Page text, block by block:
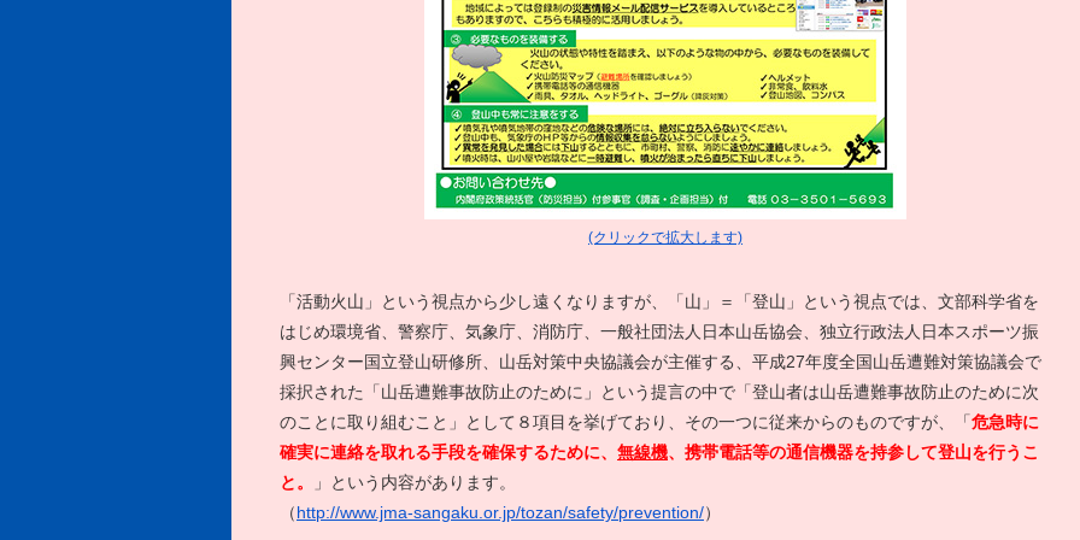
(クリックで拡大します)
「活動火山」という視点から少し遠くなりますが、「山」＝「登山」という視点では、文部科学省を
はじめ環境省、警察庁、気象庁、消防庁、一般社団法人日本山岳協会、独立行政法人日本スポーツ振
興センター国立登山研修所、山岳対策中央協議会が主催する、平成27年度全国山岳遭難対策協議会で
採択された「山岳遭難事故防止のために」という提言の中で「登山者は山岳遭難事故防止のために次
のことに取り組むこと」として８項目を挙げており、その一つに従来からのものですが、「危急時に
確実に連絡を取れる手段を確保するために、 無線機、携帯電話等の通信機器を持参して登山を行うこ
と。
」という内容があります。
（http://www.jma-sangaku.or.jp/tozan/safety/prevention/）